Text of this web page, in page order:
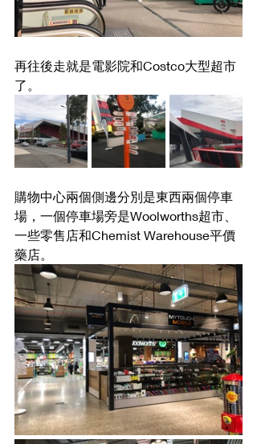
再往後走就是電影院和Costco大型超市
了。
購物中心兩個側邊分別是東西兩個停車
場，一個停車場旁是Woolworths超市、
一些零售店和Chemist Warehouse平價
藥店。